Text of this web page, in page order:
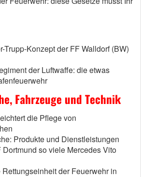
Trupp-Konzept der FF Walldorf (BW)
der Luftwaffe: die etwas
Fahrzeuge und Technik
die Pflege von
Produkte und Dienstleistungen
Dortmund so viele Mercedes Vito
der Feuerwehr in